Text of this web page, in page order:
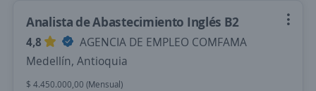
Analista de Abastecimiento Inglés B2
4,8
AGENCIA DE EMPLEO COMFAMA
Medellín, Antioquia
$ 4.450.000,00 (Mensual)